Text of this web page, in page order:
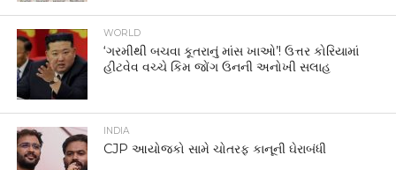
WORLD
‘ગરમીથી બચવા કૂતરાનું માંસ ખાઓ’! ઉત્તર કોરિયામાં
હીટવેવ વચ્ચે કિમ જોંગ ઉનની અનોખી સલાહ
INDIA
CJP આયોજકો સામે ચોતરફ કાનૂની ઘેરાબંધી